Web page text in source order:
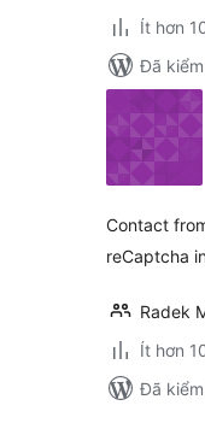
Ít hơn
Đã
Contact
reCaptcha
Radek
Ít hơn
Đã